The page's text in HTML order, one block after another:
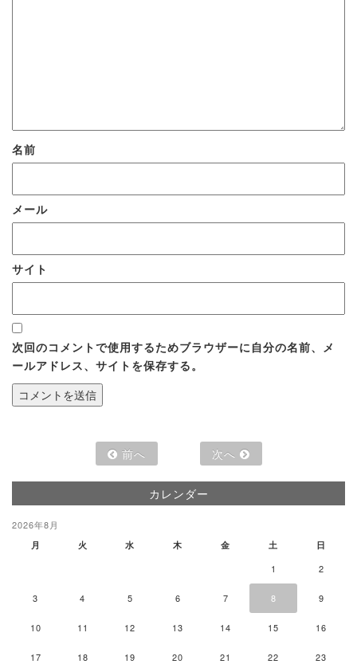
名前
メール
サイト
次回のコメントで使用するためブラウザーに自分の名前、メ
ールアドレス、サイトを保存する。
前へ 次へ
カレンダー
2026年8月
月 火 水 木 金 土 日
1 2
3 4 5 6 7 8 9
10 11 12 13 14 15 16
17 18 19 20 21 22 23